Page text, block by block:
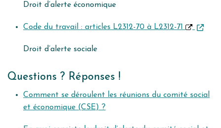
Droit d’alerte économique
Code du travail : articles L2312-70 à L2312-71
Droit d’alerte sociale
Questions ? Réponses !
Comment se déroulent les réunions du comité social
et économique (CSE) ?